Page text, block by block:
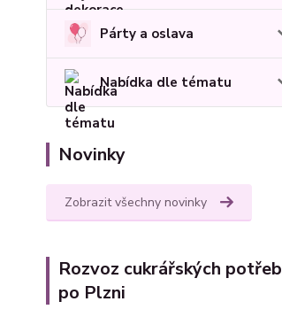
Párty a oslava
Nabídka dle tématu
Novinky
Zobrazit všechny novinky
Rozvoz cukrářských potřeb
po Plzni